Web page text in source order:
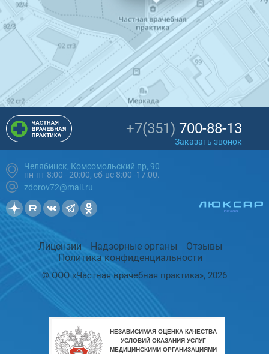
+7(351) 700-88-13
Заказать звонок
Челябинск, Комсомольский пр, 90
пн-пт 8:00 - 20:00, сб-вс 8:00 -17:00.
zdorov72@mail.ru
Лицензии Надзорные органы
Отзывы
Политика конфиденциальности
© ООО «Частная врачебная практика», 2026